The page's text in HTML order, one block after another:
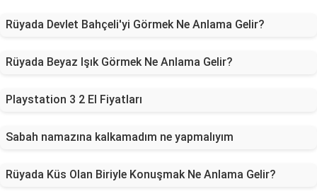
Rüyada Devlet Bahçeli'yi Görmek Ne Anlama Gelir?
Rüyada Beyaz Işık Görmek Ne Anlama Gelir?
Playstation 3 2 El Fiyatları
Sabah namazına kalkamadım ne yapmalıyım
Rüyada Küs Olan Biriyle Konuşmak Ne Anlama Gelir?